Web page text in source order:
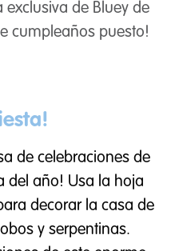
de Bluey de
cumpleaños puesto!
de celebraciones de
del año! Usa la hoja
decorar la casa de
y serpentinas.